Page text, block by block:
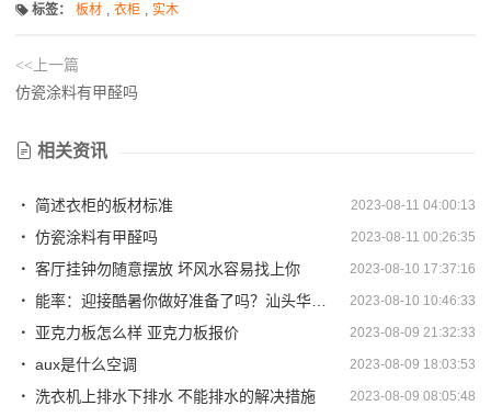
标签： 板材 衣柜 实木
<<上一篇
仿瓷涂料有甲醛吗
相关资讯
2023-08-11 04:00:13
简述衣柜的板材标准
2023-08-11 00:26:35
仿瓷涂料有甲醛吗
2023-08-10 17:37:16
客厅挂钟勿随意摆放 坏风水容易找上你
2023-08-10 10:46:33
能率：迎接酷暑你做好准备了吗？汕头华博电器
2023-08-09 21:32:33
亚克力板怎么样 亚克力板报价
2023-08-09 18:03:53
aux是什么空调
2023-08-09 08:05:48
洗衣机上排水下排水 不能排水的解决措施